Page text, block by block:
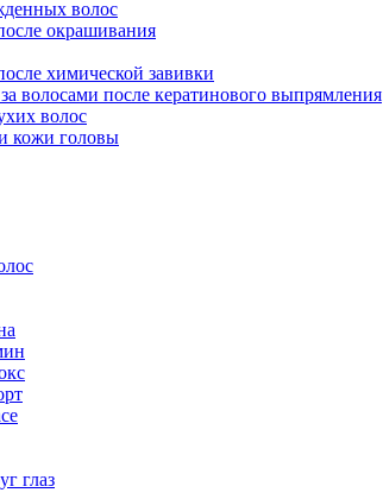
волос
окрашивания
химической завивки
волосами после кератинового выпрямления
волос
кожи головы
глаз